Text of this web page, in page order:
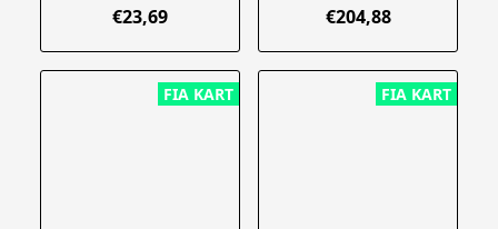
€23,69
€204,88
FIA KART FIA KART